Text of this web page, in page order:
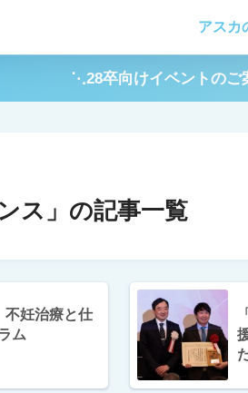
アスカ
⋱28卒向けイベントの
ス」の記事一覧
妊治療と仕
ム